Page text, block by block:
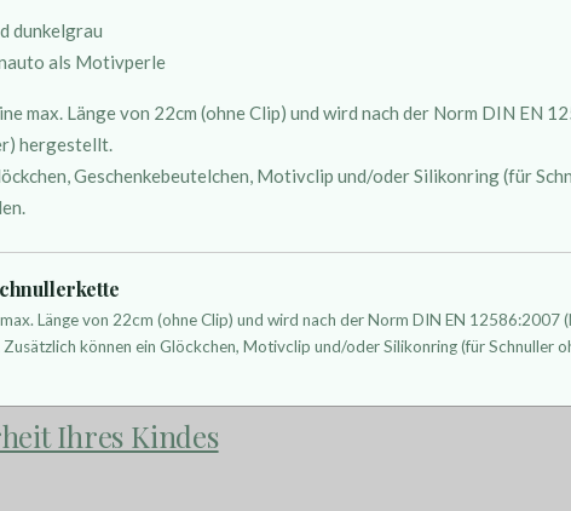
dunkelgrau
als Motivperle
max. Länge von 22cm (ohne Clip) und wird nach der Norm DIN EN
hergestellt.
Geschenkebeutelchen, Motivclip und/oder Silikonring (für
Länge von 22cm (ohne Clip) und wird nach der Norm DIN EN 12586:2007
können ein Glöckchen, Motivclip und/oder Silikonring (für Schnuller
Ihres Kindes